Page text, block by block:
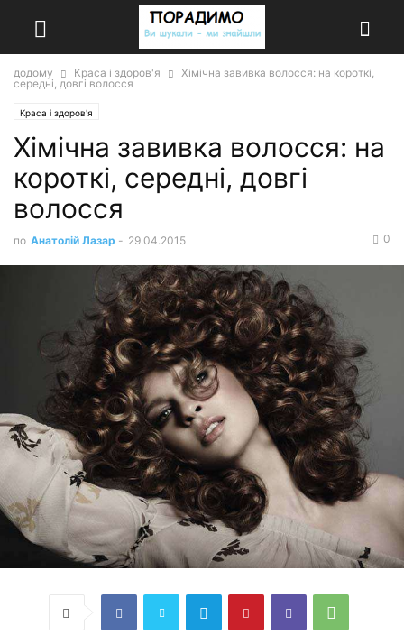
додому Краса і здоров'я
Хімічна завивка волосся: на короткі,
середні, довгі волосся
Краса і здоров'я
Хімічна завивка волосся: на
короткі, середні, довгі
волосся
по Анатолій Лазар - 29.04.2015 0